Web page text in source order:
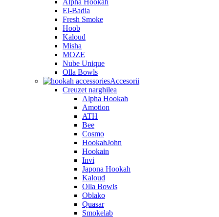
El-Badia
Fresh Smoke
Hoob
Kaloud
Misha
MOZE
Nube Unique
Olla Bowls
Accesorii
Creuzet narghilea
Alpha Hookah
Amotion
ATH
Bee
Cosmo
HookahJohn
Hookain
Invi
Japona Hookah
Kaloud
Olla Bowls
Oblako
Quasar
Smokelab